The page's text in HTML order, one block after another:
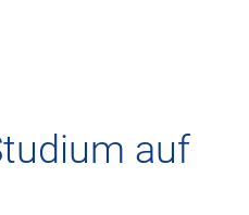
auf